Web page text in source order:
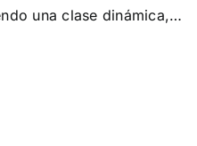
una clase dinámica,